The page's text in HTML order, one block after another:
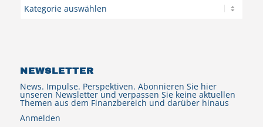
NEWSLETTER
News. Impulse. Perspektiven. Abonnieren Sie hier
unseren Newsletter und verpassen Sie keine aktuellen
Themen aus dem Finanzbereich und darüber hinaus
Anmelden